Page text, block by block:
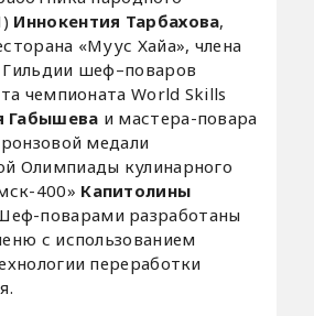
Иннокентия Тарбахова,
«Муус Хайа», члена
шеф–поваров
чемпионата World Skills
Габышева и мастера-повара
медали
Олимпиады кулинарного
400» Капитолины
поварами разработаны
с использованием
переработки